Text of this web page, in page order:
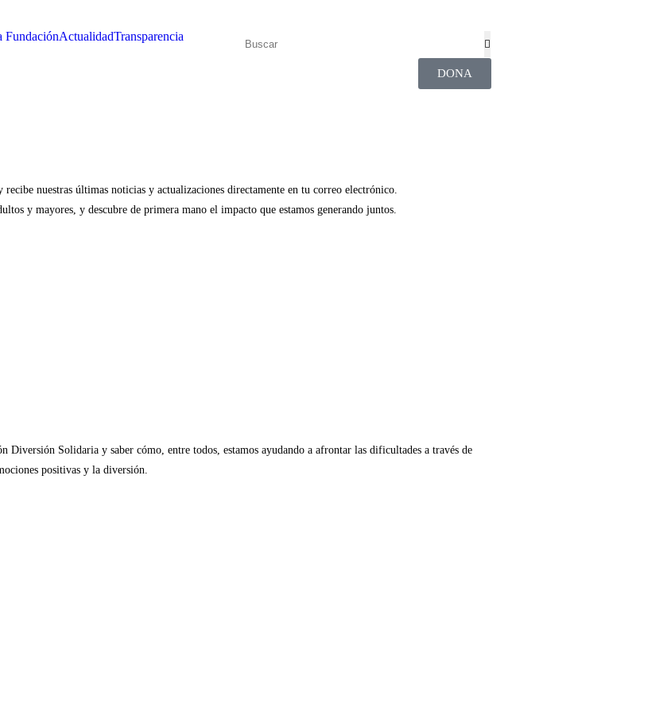
FundaciónActualidadTransparencia
DONA
nuestras últimas noticias y actualizaciones directamente en tu correo electrónico.
y mayores, y descubre de primera mano el impacto que estamos generando juntos.
Diversión Solidaria y saber cómo, entre todos, estamos ayudando a afrontar las dificultades a través de
positivas y la diversión.